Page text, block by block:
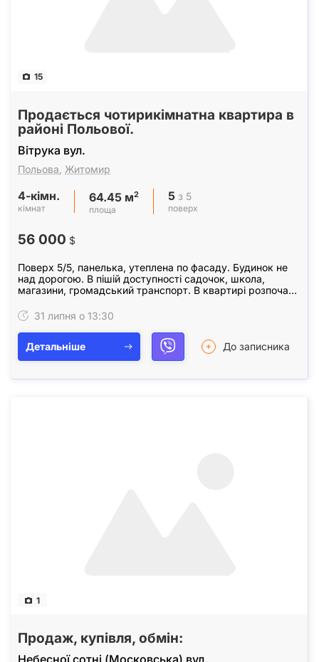
15
Продається чотирикімнатна квартира в
районі Польової.
Вітрука вул.
Польова Житомир
4-кімн.
кімнат
64.45 м2
площа
5 з 5
поверх
56 000 $
Поверх 5/5, панелька, утеплена по фасаду. Будинок не
над дорогою. В пішій доступності садочок, школа,
магазини, громадський транспорт. В квартирі розпочато
31 липня о 13:30
Детальніше До записника
1
Продаж, купівля, обмін: